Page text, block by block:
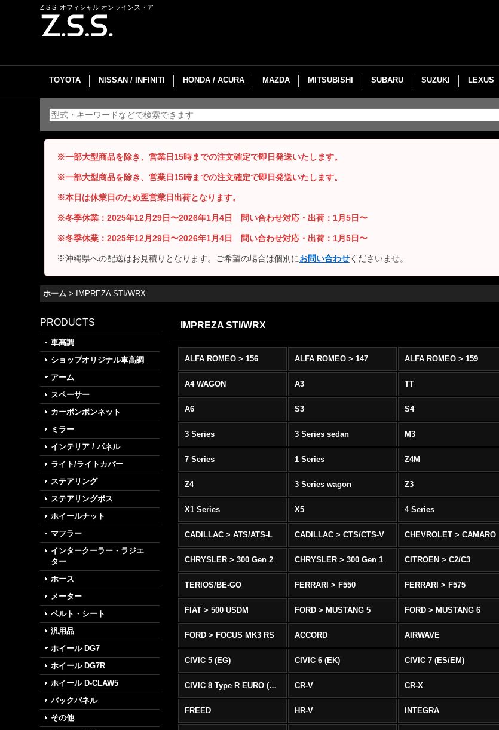
Z.S.S. オフィシャル オンラインストア
TOYOTA NISSAN / INFINITI HONDA / ACURA MAZDA MITSUBISHI SUBARU SUZUKI LEXUS
※一部大型商品を除き、営業日15時までの注文確定で即日発送いたします。
※一部大型商品を除き、営業日15時までの注文確定で即日発送いたします。
※本日は休業日のため翌営業日出荷となります。
※冬季休業：2025年12月29日〜2026年1月4日 問い合わせ対応・出荷：1月5日〜
※冬季休業：2025年12月29日〜2026年1月4日 問い合わせ対応・出荷：1月5日〜
※沖縄県への配送はお見積りとなります。ご希望の場合は個別にお問い合わせくださいませ。
ホーム > IMPREZA STI/WRX
PRODUCTS
車高調
ショップオリジナル車高調
アーム
スペーサー
カーボンボンネット
ミラー
インテリア / パネル
ライト/ライトカバー
ステアリング
ステアリングボス
ホイールナット
マフラー
インタークーラー・ラジエ
ター
ホース
メーター
ベルト・シート
汎用品
ホイール DG7
ホイール DG7R
ホイール D-CLAW5
バックパネル
その他
IMPREZA STI/WRX
ALFA ROMEO > 156 ALFA ROMEO > 147 ALFA ROMEO > 159
A4 WAGON A3 TT
A6 S3 S4
3 Series 3 Series sedan M3
7 Series 1 Series Z4M
Z4 3 Series wagon Z3
X1 Series X5 4 Series
CADILLAC > ATS/ATS-L CADILLAC > CTS/CTS-V CHEVROLET > CAMARO
CHRYSLER > 300 Gen 2 CHRYSLER > 300 Gen 1 CITROEN > C2/C3
TERIOS/BE-GO FERRARI > F550 FERRARI > F575
FIAT > 500 USDM FORD > MUSTANG 5 FORD > MUSTANG 6
FORD > FOCUS MK3 RS ACCORD AIRWAVE
CIVIC 5 (EG) CIVIC 6 (EK) CIVIC 7 (ES/EM)
CIVIC 8 Type R EURO (FN) CR-V CR-X
FREED HR-V INTEGRA